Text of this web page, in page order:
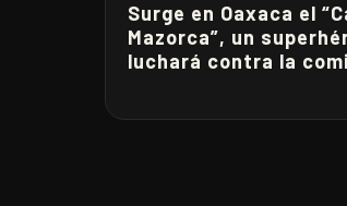
Surge en Oaxaca el
Mazorca”, un
luchará contra la